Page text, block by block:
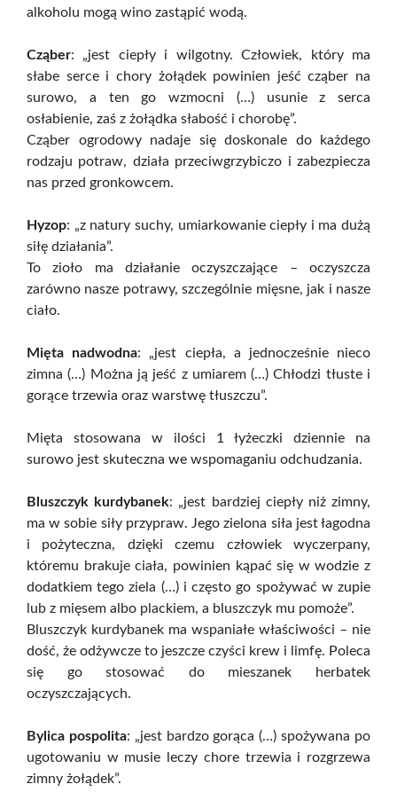
alkoholu mogą wino zastąpić wodą.
Cząber: „jest ciepły i wilgotny. Człowiek, który ma
słabe serce i chory żołądek powinien jeść cząber na
surowo, a ten go wzmocni (…) usunie z serca
osłabienie, zaś z żołądka słabość i chorobę”.
Cząber ogrodowy nadaje się doskonale do każdego
rodzaju potraw, działa przeciwgrzybiczo i zabezpiecza
nas przed gronkowcem.
Hyzop: „z natury suchy, umiarkowanie ciepły i ma dużą
siłę działania”.
To zioło ma działanie oczyszczające – oczyszcza
zarówno nasze potrawy, szczególnie mięsne, jak i nasze
ciało.
Mięta nadwodna: „jest ciepła, a jednocześnie nieco
zimna (…) Można ją jeść z umiarem (…) Chłodzi tłuste i
gorące trzewia oraz warstwę tłuszczu”.
Mięta stosowana w ilości 1 łyżeczki dziennie na
surowo jest skuteczna we wspomaganiu odchudzania.
Bluszczyk kurdybanek: „jest bardziej ciepły niż zimny,
ma w sobie siły przypraw. Jego zielona siła jest łagodna
i pożyteczna, dzięki czemu człowiek wyczerpany,
któremu brakuje ciała, powinien kąpać się w wodzie z
dodatkiem tego ziela (…) i często go spożywać w zupie
lub z mięsem albo plackiem, a bluszczyk mu pomoże”.
Bluszczyk kurdybanek ma wspaniałe właściwości – nie
dość, że odżywcze to jeszcze czyści krew i limfę. Poleca
się go stosować do mieszanek herbatek
oczyszczających.
Bylica pospolita: „jest bardzo gorąca (…) spożywana po
ugotowaniu w musie leczy chore trzewia i rozgrzewa
zimny żołądek”.